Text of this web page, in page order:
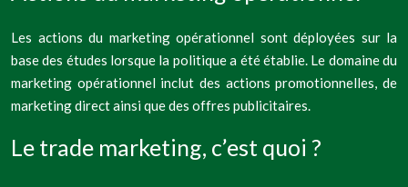
Les actions du marketing opérationnel sont déployées sur la
base des études lorsque la politique a été établie. Le domaine du
marketing opérationnel inclut des actions promotionnelles, de
marketing direct ainsi que des offres publicitaires.
Le trade marketing, c’est quoi ?